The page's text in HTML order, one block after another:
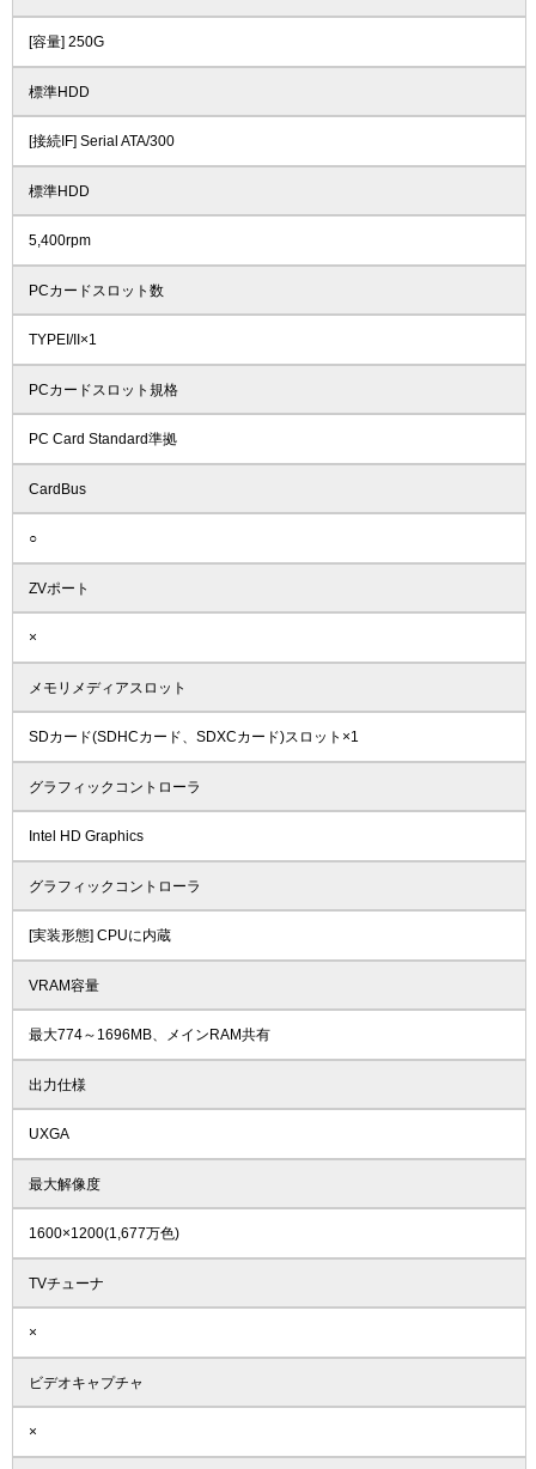
[容量] 250G
標準HDD
[接続IF] Serial ATA/300
標準HDD
5,400rpm
PCカードスロット数
TYPEI/II×1
PCカードスロット規格
PC Card Standard準拠
CardBus
○
ZVポート
×
メモリメディアスロット
SDカード(SDHCカード、SDXCカード)スロット×1
グラフィックコントローラ
Intel HD Graphics
グラフィックコントローラ
[実装形態] CPUに内蔵
VRAM容量
最大774～1696MB、メインRAM共有
出力仕様
UXGA
最大解像度
1600×1200(1,677万色)
TVチューナ
×
ビデオキャプチャ
×